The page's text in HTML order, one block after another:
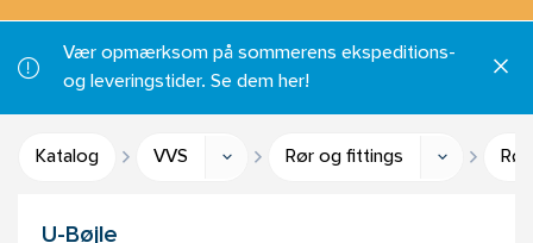
Vær opmærksom på sommerens ekspeditions-
og leveringstider. Se dem her!
Katalog VVS Rør og fittings
U-Bøjle